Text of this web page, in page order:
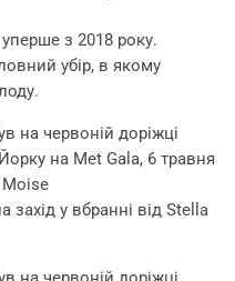
з 2018 року.
убір, в якому
на Met Gala, 6 травня
Moise
захід у вбранні від Stella